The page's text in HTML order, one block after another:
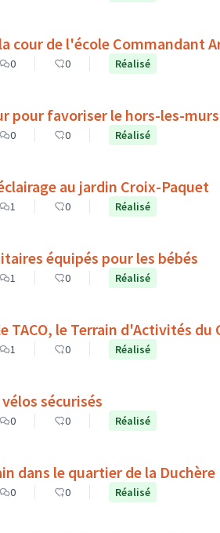
cour de l'école Commandant
0 0 Réalisé
pour favoriser le hors-les-
0 0 Réalisé
au jardin Croix-Paquet
1 0 Réalisé
équipés pour les bébés
1 0 Réalisé
TACO, le Terrain d'Activités du
1 0 Réalisé
sécurisés
0 0 Réalisé
dans le quartier de la Duchère
0 0 Réalisé